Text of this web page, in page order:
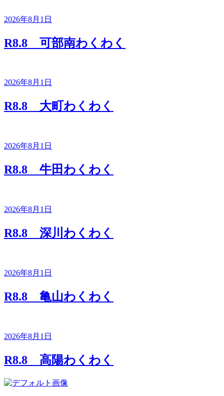
2026年8月1日
R8.8 可部南わくわく
2026年8月1日
R8.8 大町わくわく
2026年8月1日
R8.8 牛田わくわく
2026年8月1日
R8.8 深川わくわく
2026年8月1日
R8.8 亀山わくわく
2026年8月1日
R8.8 高陽わくわく